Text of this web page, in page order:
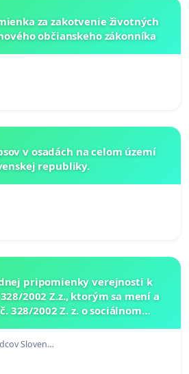
životných
občianskeho zákonníka
v osadách na celom území
republiky.
pripomienky verejnosti k
2002 Z.z., ktorým sa mení a
328/2002 Z. z. o sociálnom
niektorých
Sloven…